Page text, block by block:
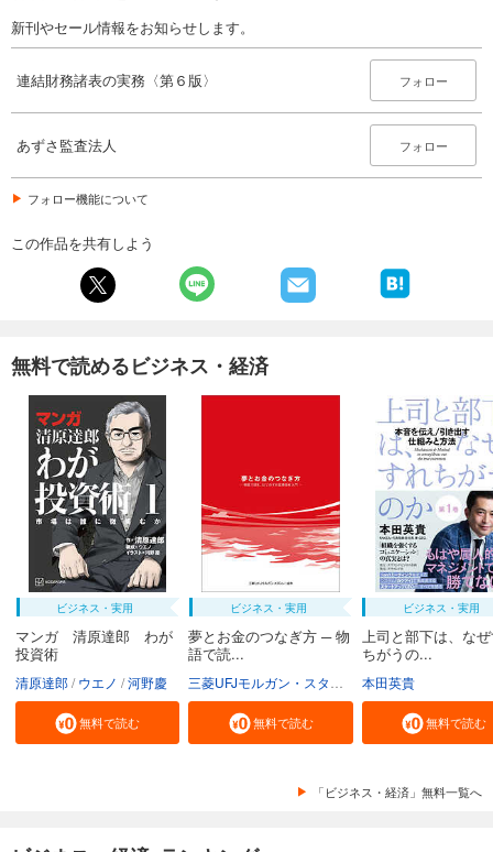
新刊やセール情報をお知らせします。
連結財務諸表の実務〈第６版〉 フォロー
あずさ監査法人 フォロー
フォロー機能について
この作品を共有しよう
無料で読めるビジネス・経済
ビジネス・実用
マンガ 清原達郎 わが
投資術
清原達郎 ウエノ 河野慶
無料で読む
ビジネス・実用
夢とお金のつなぎ方 ─ 物
語で読...
無料で読む
ビジネス・実用
上司と部下は、な
ちがうの...
本田英貴
無料で読む
「ビジネス・経済」無料一覧へ